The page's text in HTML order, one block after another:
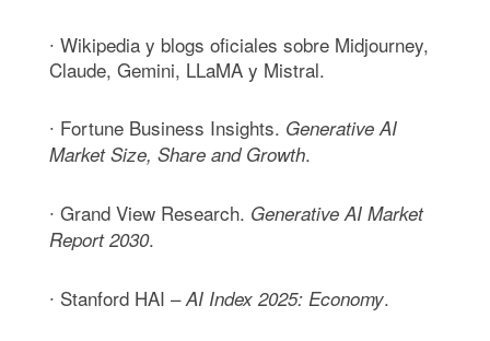
∙ Wikipedia y blogs oficiales sobre Midjourney,
Claude, Gemini, LLaMA y Mistral.
∙ Fortune Business Insights. Generative AI
Market Size, Share and Growth.
∙ Grand View Research. Generative AI Market
Report 2030.
∙ Stanford HAI –AI Index 2025: Economy.